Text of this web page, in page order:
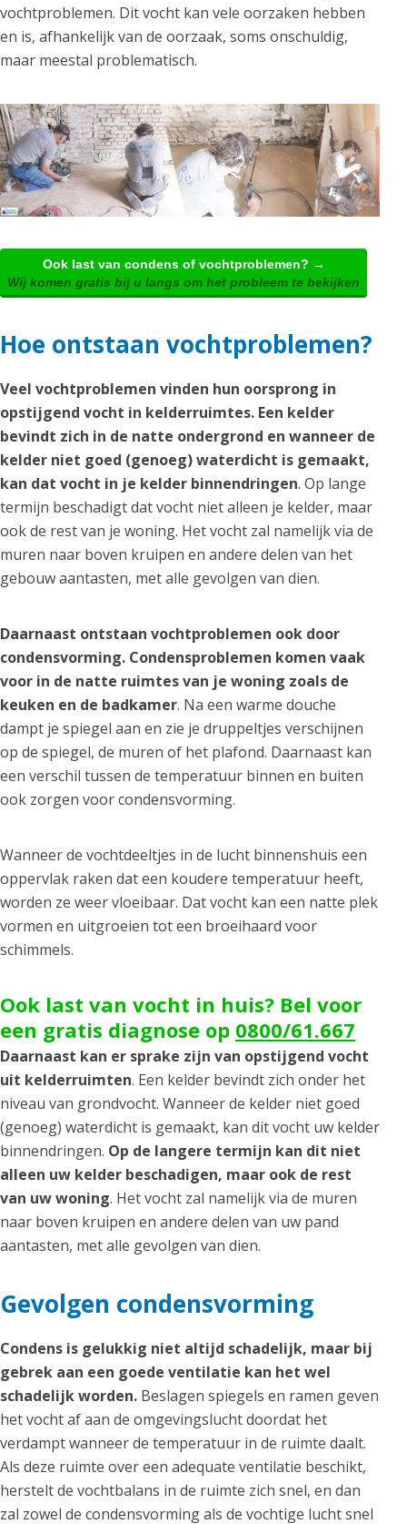
vochtproblemen. Dit vocht kan vele oorzaken hebben
en is, afhankelijk van de oorzaak, soms onschuldig,
maar meestal problematisch.
Ook last van condens of vochtproblemen? →
Wij komen gratis bij u langs om het probleem te bekijken
Hoe ontstaan vochtproblemen?
Veel vochtproblemen vinden hun oorsprong in
opstijgend vocht in kelderruimtes. Een kelder
bevindt zich in de natte ondergrond en wanneer de
kelder niet goed (genoeg) waterdicht is gemaakt,
kan dat vocht in je kelder binnendringen. Op lange
termijn beschadigt dat vocht niet alleen je kelder, maar
ook de rest van je woning. Het vocht zal namelijk via de
muren naar boven kruipen en andere delen van het
gebouw aantasten, met alle gevolgen van dien.
Daarnaast ontstaan vochtproblemen ook door
condensvorming. Condensproblemen komen vaak
voor in de natte ruimtes van je woning zoals de
keuken en de badkamer. Na een warme douche
dampt je spiegel aan en zie je druppeltjes verschijnen
op de spiegel, de muren of het plafond. Daarnaast kan
een verschil tussen de temperatuur binnen en buiten
ook zorgen voor condensvorming.
Wanneer de vochtdeeltjes in de lucht binnenshuis een
oppervlak raken dat een koudere temperatuur heeft,
worden ze weer vloeibaar. Dat vocht kan een natte plek
vormen en uitgroeien tot een broeihaard voor
schimmels.
Ook last van vocht in huis? Bel voor
een gratis diagnose op 0800/61.667
Daarnaast kan er sprake zijn van opstijgend vocht
uit kelderruimten. Een kelder bevindt zich onder het
niveau van grondvocht. Wanneer de kelder niet goed
(genoeg) waterdicht is gemaakt, kan dit vocht uw kelder
binnendringen. Op de langere termijn kan dit niet
alleen uw kelder beschadigen, maar ook de rest
van uw woning. Het vocht zal namelijk via de muren
naar boven kruipen en andere delen van uw pand
aantasten, met alle gevolgen van dien.
Gevolgen condensvorming
Condens is gelukkig niet altijd schadelijk, maar bij
gebrek aan een goede ventilatie kan het wel
schadelijk worden. Beslagen spiegels en ramen geven
het vocht af aan de omgevingslucht doordat het
verdampt wanneer de temperatuur in de ruimte daalt.
Als deze ruimte over een adequate ventilatie beschikt,
herstelt de vochtbalans in de ruimte zich snel, en dan
zal zowel de condensvorming als de vochtige lucht snel